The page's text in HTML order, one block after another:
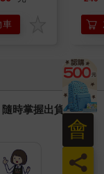
車
時掌握出貨動
員
會